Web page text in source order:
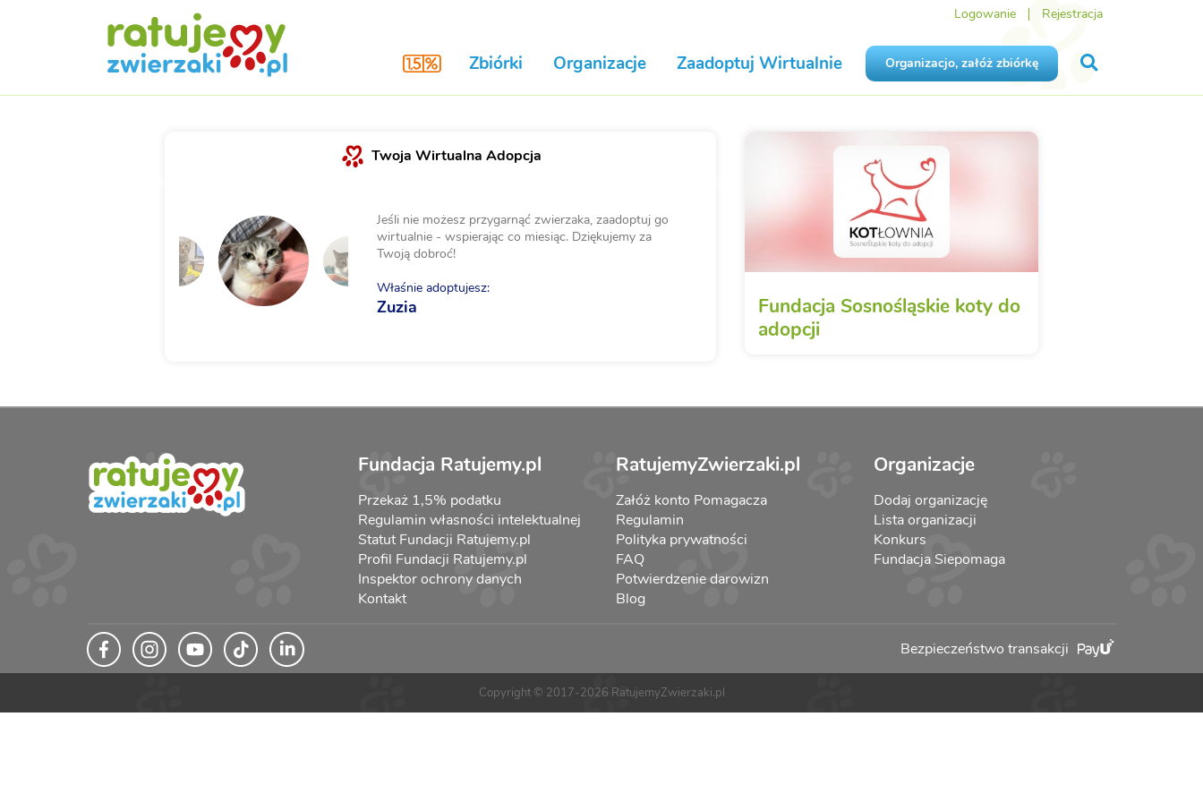
Logowanie Rejestracja
Zbiórki Organizacje Zaadoptuj Wirtualnie Organizacjo, załóż zbiórkę
Twoja Wirtualna Adopcja
Jeśli nie możesz przygarnąć zwierzaka, zaadoptuj go
wirtualnie - wspierając co miesiąc. Dziękujemy za
Twoją dobroć!
Właśnie adoptujesz:
Zuzia
Fundacja Sosnośląskie koty do
adopcji
Fundacja Ratujemy.pl
Przekaż 1,5% podatku
Regulamin własności intelektualnej
Statut Fundacji Ratujemy.pl
Profil Fundacji Ratujemy.pl
Inspektor ochrony danych
Kontakt
RatujemyZwierzaki.pl
Załóż konto Pomagacza
Regulamin
Polityka prywatności
FAQ
Potwierdzenie darowizn
Blog
Organizacje
Dodaj organizację
Lista organizacji
Konkurs
Fundacja Siepomaga
Bezpieczeństwo transakcji
Copyright © 2017-2026 RatujemyZwierzaki.pl